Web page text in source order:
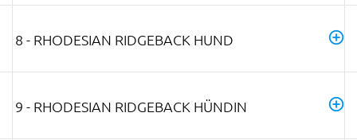
8 - RHODESIAN RIDGEBACK HUND
9 - RHODESIAN RIDGEBACK HÜNDIN